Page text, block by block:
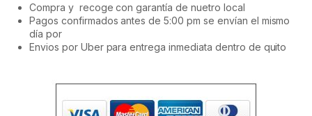
Compra y recoge con garantía de nuetro local
Pagos confirmados antes de 5:00 pm se envían el mismo
día por
Envios por Uber para entrega inmediata dentro de quito